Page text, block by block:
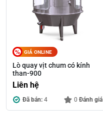
GIÁ ONLINE
Lò quay vịt chum có kính
than-900
Liên hệ
Đã bán: 4 0 Đánh giá